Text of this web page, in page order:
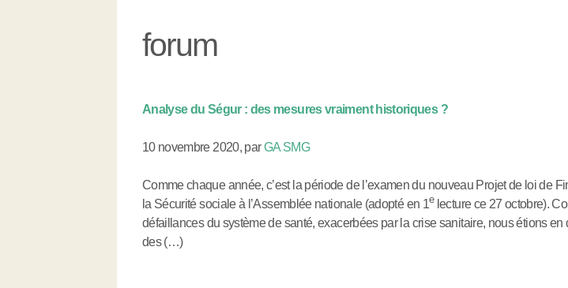
forum
Analyse du Ségur : des mesures vraiment historiques ?
10 novembre 2020, parGA SMG
Comme chaque année, c’est la période de l’examen du nouveau Projet de loi de
la Sécurité sociale à l’Assemblée nationale (adopté en 1electure ce 27 octobre).
défaillances du système de santé, exacerbées par la crise sanitaire, nous étions en
des (…)